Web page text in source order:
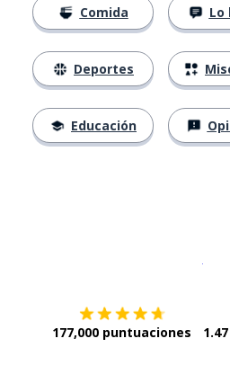
Comida
Deportes
Educación
Lo
177,000 puntuaciones